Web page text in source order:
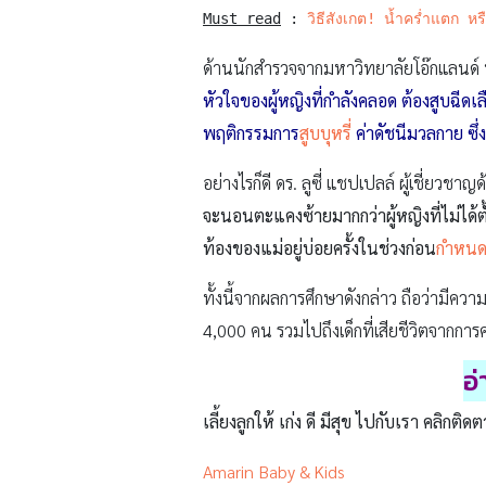
Must read : วิธีสังเกต! น้ำคร่ำแตก ห
ด้านนักสำรวจจากมหาวิทยาลัยโอ๊กแลน
หัวใจของผู้หญิงที่กำลังคลอด ต้องสูบฉีดเ
พฤติกรรมการสูบบุหรี่ ค่าดัชนีมวลกาย ซึ่
อย่างไรก็ดี ดร. ลูซี่ แชปเปลล์ ผู้เชี่ยวชา
จะนอนตะแคงซ้ายมากกว่าผู้หญิงที่ไม่ได้
ท้องของแม่อยู่บ่อยครั้งในช่วงก่อนกำหน
ทั้งนี้จากผลการศึกษาดังกล่าว ถือว่ามีคว
4,000 คน รวมไปถึงเด็กที่เสียชีวิตจากก
เลี้ยงลูกให้ เก่ง ดี มีสุข ไปกับเรา คลิกติด
Amarin Baby & Kids